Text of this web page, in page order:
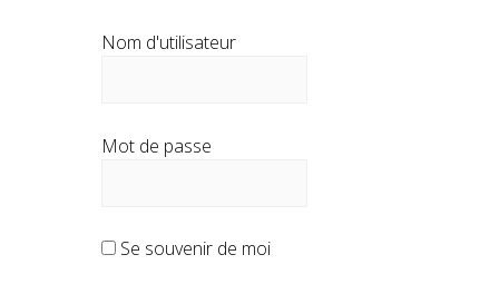
Nom d'utilisateur
Mot de passe
Se souvenir de moi